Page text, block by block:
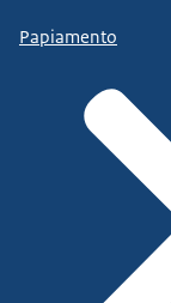
Papiamento